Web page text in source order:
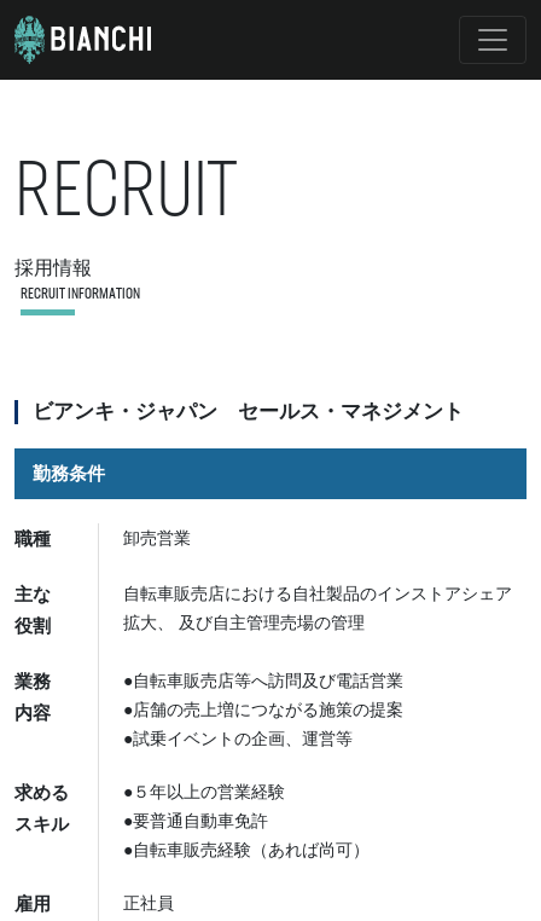
RECRUIT
採用情報
RECRUIT INFORMATION
ビアンキ・ジャパン セールス・マネジメント
勤務条件
職種 卸売営業
主な
役割
自転車販売店における自社製品のインストアシェア
拡大、
及び自主管理売場の管理
業務
内容
●自転車販売店等へ訪問及び電話営業
●店舗の売上増につながる施策の提案
●試乗イベントの企画、運営等
求める
スキル
●５年以上の営業経験
●要普通自動車免許
●自転車販売経験（あれば尚可）
雇用
正社員